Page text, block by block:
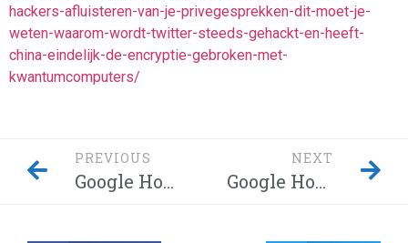
hackers-afluisteren-van-je-privegesprekken-dit-moet-je-
weten-waarom-wordt-twitter-steeds-gehackt-en-heeft-
china-eindelijk-de-encryptie-gebroken-met-
kwantumcomputers/
PREVIOUS
Google Home-hack laat hackers afluisteren van je privégesprekken – Dit moet je weten! Waarom wordt Twitter steeds gehackt en heeft China eindelijk de encryptie gebroken met kwantumcomputers?
NEXT
Google Home-hack laat hackers afluisteren van je privégesprekken – Dit moet je weten! Waarom wordt Twitter steeds gehackt en heeft China eindelijk de encryptie gebroken met kwantumcomputers?